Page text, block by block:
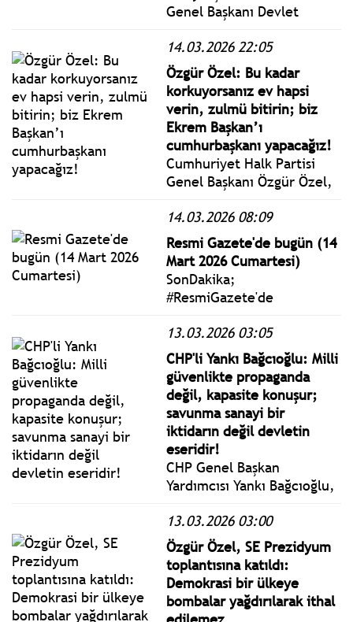
Genel Başkanı Devlet
Cumartesi günü Belediye
Başkanlarının katılımıyla
düzenlenen iftar
programında konuştu.
14.03.2026 22:05
Özgür Özel: Bu kadar
korkuyorsanız ev hapsi
verin, zulmü bitirin; biz
Ekrem Başkan’ı
cumhurbaşkanı yapacağız!
Cumhuriyet Halk Partisi
Genel Başkanı Özgür Özel,
Millet İradesine Sahip
Çıkıyor Mitingine katıldı.
14.03.2026 08:09
Resmi Gazete'de bugün (14
Mart 2026 Cumartesi)
SonDakika;
#ResmiGazete'de
Cumartesi yönetmelik,
genelge ve tebliğler
takip edebilirsiniz.
13.03.2026 03:05
CHP'li Yankı Bağcıoğlu: Milli
güvenlikte propaganda
değil, kapasite konuşur;
savunma sanayi bir
iktidarın değil devletin
eseridir!
CHP Genel Başkan
Yardımcısı Yankı Bağcıoğlu,
düzenlediği toplantıda şu
değerlendirmelerde
bulundu.
13.03.2026 03:00
Özgür Özel, SE Prezidyum
toplantısına katıldı:
Demokrasi bir ülkeye
bombalar yağdırılarak ithal